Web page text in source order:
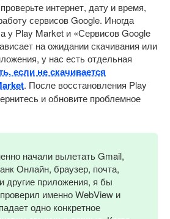
интернет, дату и время,
сервисов Google. Иногда
у Play Market и «Сервисов Google
на ожидании скачивания или
у нас есть отдельная
если не скачивается
. После восстановления Play
и обновите проблемное
начали вылетать Gmail,
Онлайн, браузер, почта,
другие приложения, я бы
именно WebView и
одно конкретное